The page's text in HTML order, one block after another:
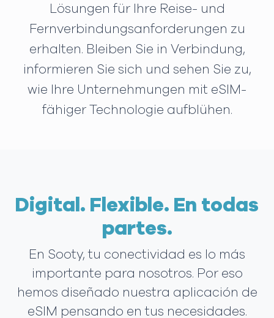
Lösungen für Ihre Reise- und
Fernverbindungsanforderungen zu
erhalten. Bleiben Sie in Verbindung,
informieren Sie sich und sehen Sie zu,
wie Ihre Unternehmungen mit eSIM-
fähiger Technologie aufblühen.
Digital. Flexible. En todas
partes.
En Sooty, tu conectividad es lo más
importante para nosotros. Por eso
hemos diseñado nuestra aplicación de
eSIM pensando en tus necesidades.